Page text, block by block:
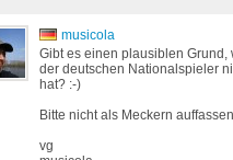
musicola
Gibt es einen plausiblen
der deutschen Nationalspieler
hat? :-)
Bitte nicht als Meckern
vg